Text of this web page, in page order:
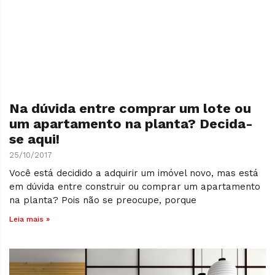
Na dúvida entre comprar um lote ou
um apartamento na planta? Decida-
se aqui!
25/10/2017
Você está decidido a adquirir um imóvel novo, mas está
em dúvida entre construir ou comprar um apartamento
na planta? Pois não se preocupe, porque
Leia mais »